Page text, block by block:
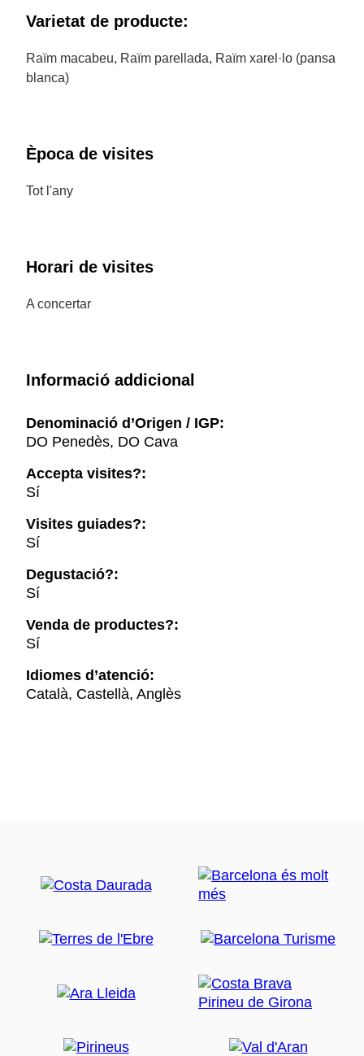
Varietat de producte:
Raïm macabeu, Raïm parellada, Raïm xarel·lo (pansa
blanca)
Època de visites
Tot l'any
Horari de visites
A concertar
Informació addicional
Denominació d’Origen / IGP:
DO Penedès, DO Cava
Accepta visites?:
Sí
Visites guiades?:
Sí
Degustació?:
Sí
Venda de productes?:
Sí
Idiomes d’atenció:
Català, Castellà, Anglès